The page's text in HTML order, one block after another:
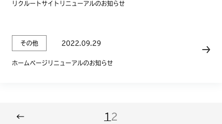
リクルートサイトリニューアルのお知らせ
その他 2022.09.29
ホームページリニューアルのお知らせ
← 1 2